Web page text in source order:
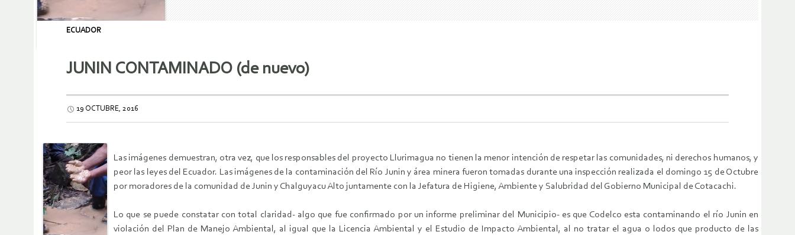
ECUADOR
JUNIN CONTAMINADO (de nuevo)
19 OCTUBRE, 2016
Las imágenes demuestran, otra vez, que los responsables del proyecto Llurimagua no tienen la menor intención de respetar las comunidades, ni derechos humanos, y
peor las leyes del Ecuador. Las imágenes de la contaminación del Río Junin y área minera fueron tomadas durante una inspección realizada el domingo 15 de Octubre
por moradores de la comunidad de Junin y Chalguyacu Alto juntamente con la Jefatura de Higiene, Ambiente y Salubridad del Gobierno Municipal de Cotacachi.
Lo que se puede constatar con total claridad- algo que fue confirmado por un informe preliminar del Municipio- es que Codelco esta contaminando el río Junin en
violación del Plan de Manejo Ambiental, al igual que la Licencia Ambiental y el Estudio de Impacto Ambiental, al no tratar el agua o lodos que producto de las